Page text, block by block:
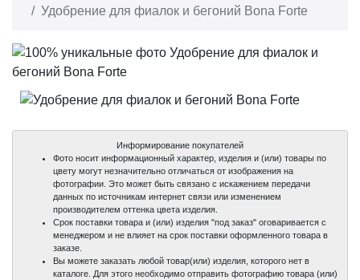
Удобрение для фиалок и бегоний Bona Forte
Информирование покупателей
Фото носит информационный характер, изделия и (или) товары по
цвету могут незначительно отличаться от изображения на
фотографии. Это может быть связано с искажением передачи
данных по источникам интернет связи или изменением
производителем оттенка цвета изделия.
Срок поставки товара и (или) изделия "под заказ" оговаривается с
менеджером и не влияет на срок поставки оформленного товара в
заказе.
Вы можете заказать любой товар(или) изделия, которого нет в
каталоге. Для этого необходимо отправить фотографию товара (или)